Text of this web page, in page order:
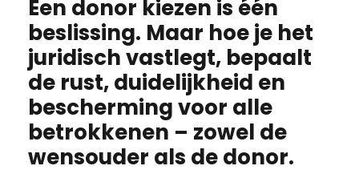
Een donor kiezen is één
beslissing. Maar hoe je het
juridisch vastlegt, bepaalt
de rust, duidelijkheid en
bescherming voor alle
betrokkenen – zowel de
wensouder als de donor.